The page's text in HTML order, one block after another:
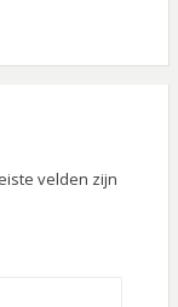
velden zijn